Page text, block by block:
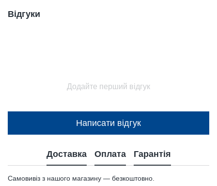
Відгуки
Додайте перший відгук
Написати відгук
Доставка Оплата Гарантія
Самовивіз з нашого магазину — безкоштовно.